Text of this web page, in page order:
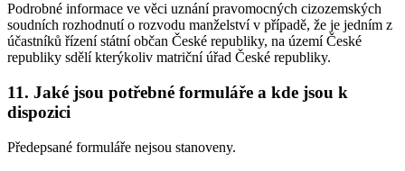
Podrobné informace ve věci uznání pravomocných cizozemských
soudních rozhodnutí o rozvodu manželství v případě, že je jedním z
účastníků řízení státní občan České republiky, na území České
republiky sdělí kterýkoliv matriční úřad České republiky.
11. Jaké jsou potřebné formuláře a kde jsou k
dispozici
Předepsané formuláře nejsou stanoveny.